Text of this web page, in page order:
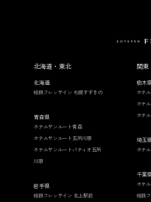
北海道・東北
北海道
相鉄フレッサイン 札幌すすきの
青森県
ホテルサンルート青森
ホテルサンルート五所川原
ホテルサンルートパティオ五所
川原
岩手県
相鉄フレッサイン 北上駅前
関東
栃木
ホテ
ホテ
ホテ
埼玉
ホテ
千葉
ホテ
相鉄